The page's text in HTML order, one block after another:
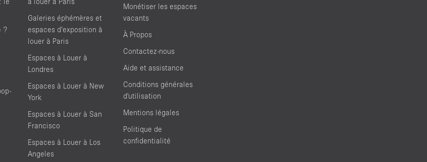
?
Galeries éphémères et
espaces d’exposition à
louer à Paris
Espaces à Louer à
Londres
Espaces à Louer à New
York
Espaces à Louer à San
Francisco
Espaces à Louer à Los
Angeles
Monétiser les espaces
vacants
À Propos
Contactez-nous
Aide et assistance
Conditions générales
d'utilisation
Mentions légales
Politique de
confidentialité